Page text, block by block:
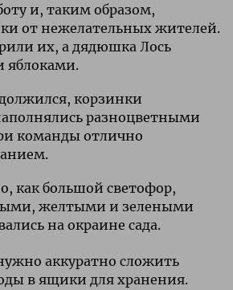
и, таким образом,
от нежелательных жителей.
их, а дядюшка Лось
яблоками.
корзинки
разноцветными
команды отлично
как большой светофор,
желтыми и зелеными
на окраине сада.
аккуратно сложить
в ящики для хранения.